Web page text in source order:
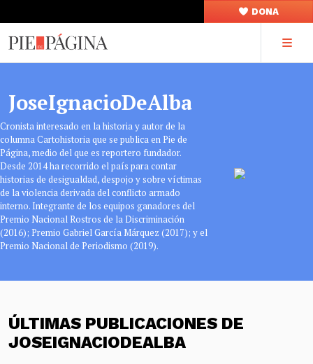
DONA
JoseIgnacioDeAlba
Cronista interesado en la historia y autor de la
columna Cartohistoria que se publica en Pie de
Página, medio del que es reportero fundador.
Desde 2014 ha recorrido el país para contar
historias de desigualdad, despojo y sobre víctimas
de la violencia derivada del conflicto armado
interno. Integrante de los equipos ganadores del
Premio Nacional Rostros de la Discriminación
(2016); Premio Gabriel García Márquez (2017); y el
Premio Nacional de Periodismo (2019).
ÚLTIMAS PUBLICACIONES DE
JOSEIGNACIODEALBA